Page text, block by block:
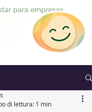
para empresas
di lettura: 1 min